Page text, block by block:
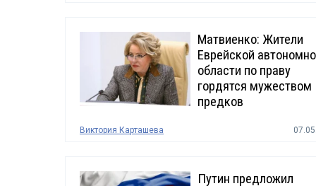
Матвиенко: Жители
Еврейской
области по праву
гордятся мужеством
предков
Виктория Карташева
Путин предложил